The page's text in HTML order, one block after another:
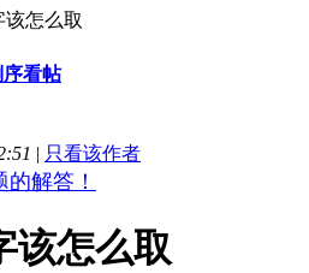
该怎么取
序看帖
| 只看该作者
解答！
该怎么取